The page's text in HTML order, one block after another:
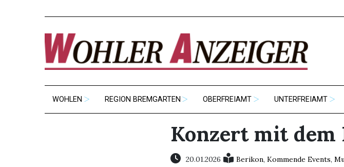
WOHLEN REGION BREMGARTEN OBERFREIAMT UNTERFREIAMT
Konzert mit dem
20.01.2026 Berikon, Kommende Events,